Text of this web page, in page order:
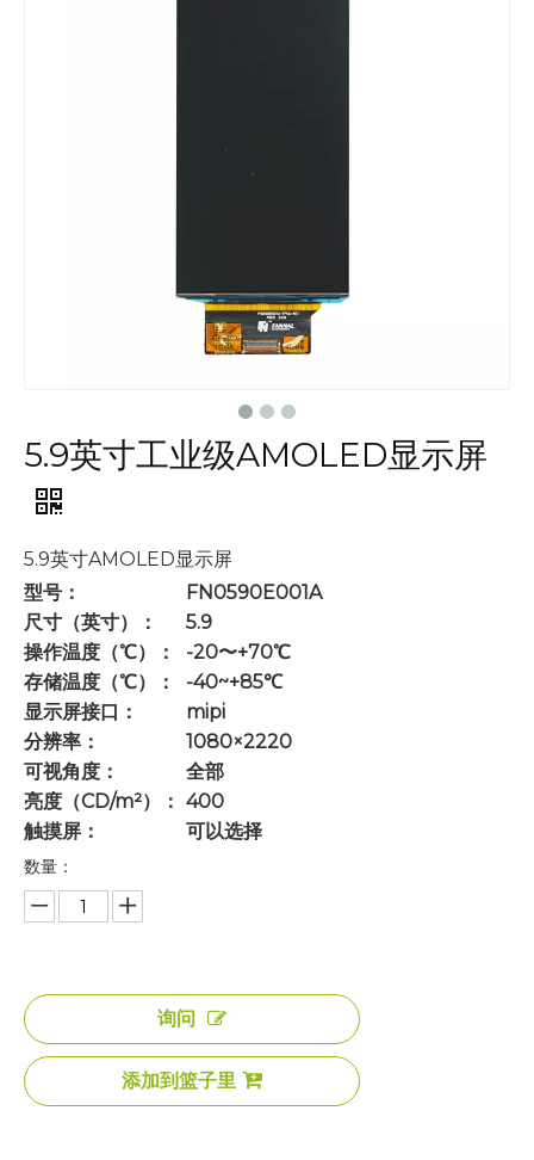
5.9英寸工业级AMOLED显示屏
5.9英寸AMOLED显示屏
型号：
FN0590E001A
尺寸（英寸）：
5.9
操作温度（℃）：
-20〜+70℃
存储温度（℃）：
-40~+85℃
显示屏接口：
mipi
分辨率：
1080×2220
可视角度：
全部
亮度（CD/m²）： 400
触摸屏：
可以选择
数量：
询问
添加到篮子里